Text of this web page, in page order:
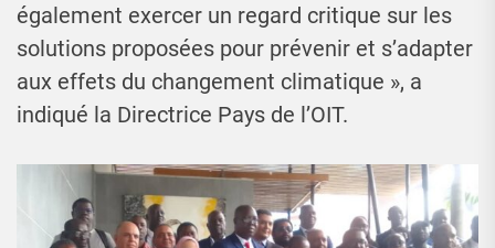
également exercer un regard critique sur les
solutions proposées pour prévenir et s’adapter
aux effets du changement climatique », a
indiqué la Directrice Pays de l’OIT.